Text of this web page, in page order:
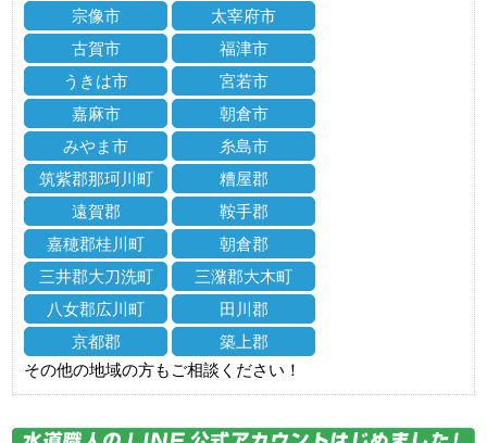
宗像市
太宰府市
古賀市
福津市
うきは市
宮若市
嘉麻市
朝倉市
みやま市
糸島市
筑紫郡那珂川町
糟屋郡
遠賀郡
鞍手郡
嘉穂郡桂川町
朝倉郡
三井郡大刀洗町
三潴郡大木町
八女郡広川町
田川郡
京都郡
築上郡
その他の地域の方もご相談ください！